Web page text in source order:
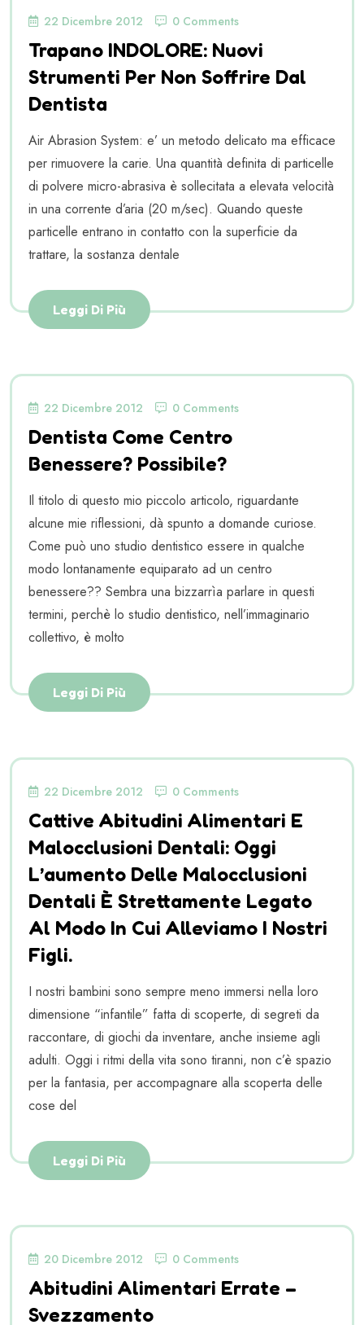
22 Dicembre 2012 0 Comments
Trapano INDOLORE: Nuovi
Strumenti Per Non Soffrire Dal
Dentista
Air Abrasion System: e’ un metodo delicato ma efficace
per rimuovere la carie. Una quantità definita di particelle
di polvere micro-abrasiva è sollecitata a elevata velocità
in una corrente d’aria (20 m/sec). Quando queste
particelle entrano in contatto con la superficie da
trattare, la sostanza dentale
Leggi Di Più
22 Dicembre 2012 0 Comments
Dentista Come Centro
Benessere? Possibile?
Il titolo di questo mio piccolo articolo, riguardante
alcune mie riflessioni, dà spunto a domande curiose.
Come può uno studio dentistico essere in qualche
modo lontanamente equiparato ad un centro
benessere?? Sembra una bizzarrìa parlare in questi
termini, perchè lo studio dentistico, nell’immaginario
collettivo, è molto
Leggi Di Più
22 Dicembre 2012 0 Comments
Cattive Abitudini Alimentari E
Malocclusioni Dentali: Oggi
L’aumento Delle Malocclusioni
Dentali È Strettamente Legato
Al Modo In Cui Alleviamo I Nostri
Figli.
I nostri bambini sono sempre meno immersi nella loro
dimensione “infantile” fatta di scoperte, di segreti da
raccontare, di giochi da inventare, anche insieme agli
adulti. Oggi i ritmi della vita sono tiranni, non c’è spazio
per la fantasia, per accompagnare alla scoperta delle
cose del
Leggi Di Più
20 Dicembre 2012 0 Comments
Abitudini Alimentari Errate –
Svezzamento